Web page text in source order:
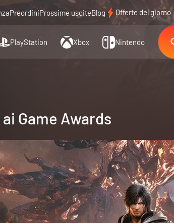
PreordiniProssime usciteBlog Offerte del giorno
PlayStation Xbox Nintendo
Game Awards